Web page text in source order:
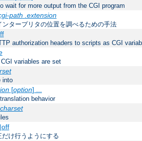
wait for more output from the CGI program
path .extension
タープリタの位置を調べるための手法
authorization headers to scripts as CGI
variables are set
into
[option] ...
behavior
charset
け行うようにする